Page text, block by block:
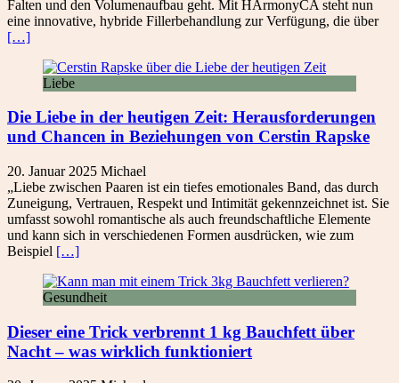
Falten und den Volumenaufbau geht. Mit HArmonyCA steht nun
eine innovative, hybride Fillerbehandlung zur Verfügung, die über
[…]
Liebe
Die Liebe in der heutigen Zeit: Herausforderungen
und Chancen in Beziehungen von Cerstin Rapske
20. Januar 2025 Michael
„Liebe zwischen Paaren ist ein tiefes emotionales Band, das durch
Zuneigung, Vertrauen, Respekt und Intimität gekennzeichnet ist. Sie
umfasst sowohl romantische als auch freundschaftliche Elemente
und kann sich in verschiedenen Formen ausdrücken, wie zum
Beispiel […]
Gesundheit
Dieser eine Trick verbrennt 1 kg Bauchfett über
Nacht – was wirklich funktioniert